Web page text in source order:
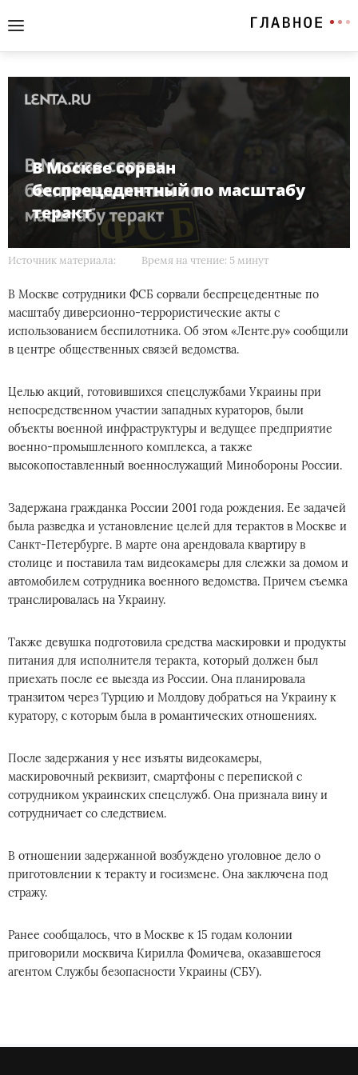
В Москве сорван
беспрецедентный по масштабу
теракт
Источник материала: Время на чтение: 5 минут
В Москве сотрудники ФСБ сорвали беспрецедентные по
масштабу диверсионно-террористические акты с
использованием беспилотника. Об этом «Ленте.ру» сообщили
в центре общественных связей ведомства.
Целью акций, готовившихся спецслужбами Украины при
непосредственном участии западных кураторов, были
объекты военной инфраструктуры и ведущее предприятие
военно-промышленного комплекса, а также
высокопоставленный военнослужащий Минобороны России.
Задержана гражданка России 2001 года рождения. Ее задачей
была разведка и установление целей для терактов в Москве и
Санкт-Петербурге. В марте она арендовала квартиру в
столице и поставила там видеокамеры для слежки за домом и
автомобилем сотрудника военного ведомства. Причем съемка
транслировалась на Украину.
Также девушка подготовила средства маскировки и продукты
питания для исполнителя теракта, который должен был
приехать после ее выезда из России. Она планировала
транзитом через Турцию и Молдову добраться на Украину к
куратору, с которым была в романтических отношениях.
После задержания у нее изъяты видеокамеры,
маскировочный реквизит, смартфоны с перепиской с
сотрудником украинских спецслужб. Она признала вину и
сотрудничает со следствием.
В отношении задержанной возбуждено уголовное дело о
приготовлении к теракту и госизмене. Она заключена под
стражу.
Ранее сообщалось, что в Москве к 15 годам колонии
приговорили москвича Кирилла Фомичева, оказавшегося
агентом Службы безопасности Украины (СБУ).